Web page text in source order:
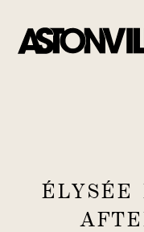
ÉLYSÉE